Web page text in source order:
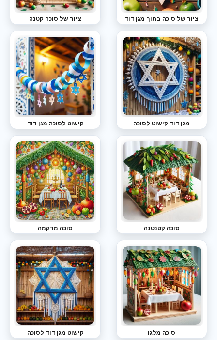
ציור של סוכה בתוך מגן דוד ציור של סוכה קטנה
מגן דוד קישוט לסוכה קישוט לסוכה מגן דוד
סוכה קטנטנה סוכה מרקמה
סוכה מלגו קישוט מגן דוד לסוכה